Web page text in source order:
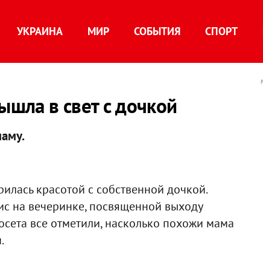
УКРАИНА МИР СОБЫТИЯ СПОРТ
в свет с дочкой
красотой с собственной дочкой.
на вечеринке, посвященной выходу
все отметили, насколько похожи мама